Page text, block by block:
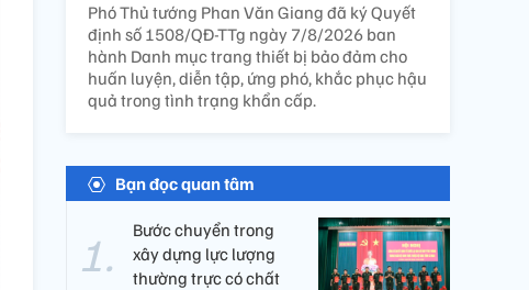
Phó Thủ tướng Phan Văn Giang đã ký Quyết
định số 1508/QĐ-TTg ngày 7/8/2026 ban
hành Danh mục trang thiết bị bảo đảm cho
huấn luyện, diễn tập, ứng phó, khắc phục hậu
quả trong tình trạng khẩn cấp.
Bạn đọc quan tâm
Bước chuyển trong
xây dựng lực lượng
thường trực có chất